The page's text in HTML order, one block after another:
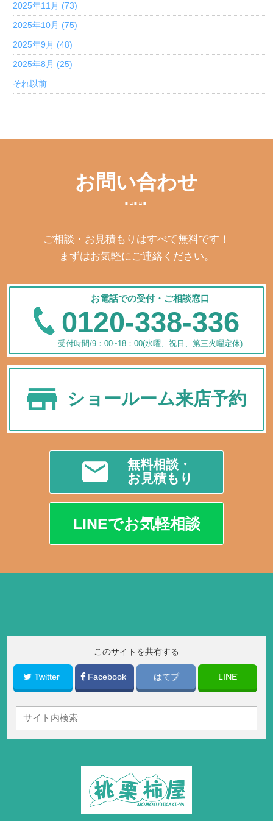
2025年11月 (73)
2025年10月 (75)
2025年9月 (48)
2025年8月 (25)
それ以前
お問い合わせ
ご相談・お見積もりはすべて無料です！
まずはお気軽にご連絡ください。
お電話での受付・ご相談窓口
0120-338-336
受付時間/9：00~18：00(水曜、祝日、第三火曜定休)
ショールーム来店予約
無料相談・
お見積もり
LINEでお気軽相談
このサイトを共有する
Twitter Facebook はてブ LINE